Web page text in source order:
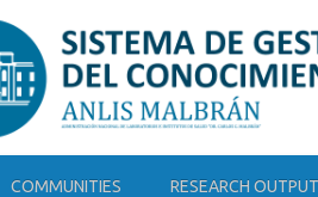
COMMUNITIES
RESEARCH